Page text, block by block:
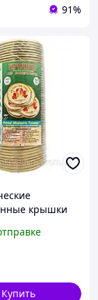
91%
крышки
штук для
Купить